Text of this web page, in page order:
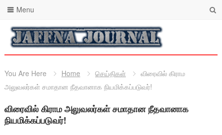
Menu
You Are Here Home செய்திகள்
விரைவில் கிராம
அலுவலர்கள் சமாதான நீதவானாக நியமிக்கப்படுவர்!
விரைவில் கிராம அலுவலர்கள் சமாதான நீதவானாக
நியமிக்கப்படுவர்!